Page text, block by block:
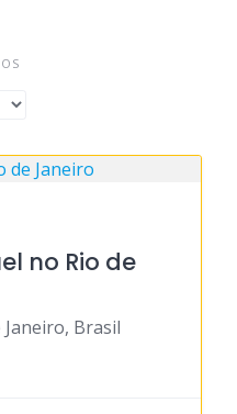
no Rio de
Janeiro, Brasil